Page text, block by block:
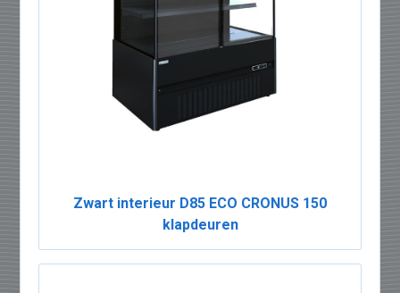
Zwart interieur D85 ECO CRONUS 150
klapdeuren